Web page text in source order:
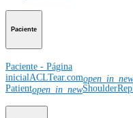
Paciente
Paciente - Página
inicialACLTear.comopen_in_new
Patientopen_in_new